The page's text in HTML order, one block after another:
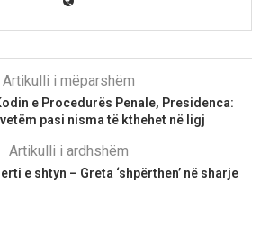
Artikulli i mëparshëm
e Procedurës Penale, Presidenca:
pasi nisma të kthehet në ligj
Artikulli i ardhshëm
e shtyn – Greta ‘shpërthen’ në sharje